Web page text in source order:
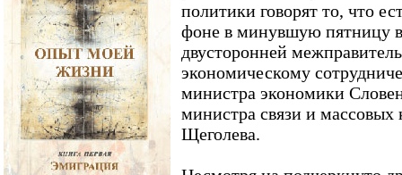
политики говорят то, что
фоне в минувшую пятницу
двусторонней
экономическому
министра экономики
министра связи и
Щеголева.